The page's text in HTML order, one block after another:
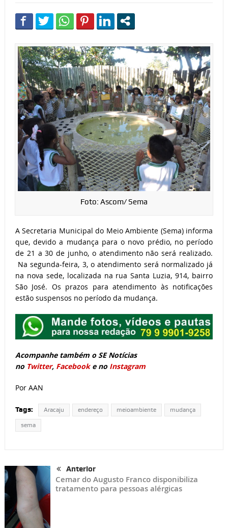
Foto: Ascom/ Sema
A Secretaria Municipal do Meio Ambiente (Sema) informa
que, devido a mudança para o novo prédio, no período
de 21 a 30 de junho, o atendimento não será realizado.
Na segunda-feira, 3, o atendimento será normalizado já
na nova sede, localizada na rua Santa Luzia, 914, bairro
São José. Os prazos para atendimento às notificações
estão suspensos no período da mudança.
Acompanhe também o SE Notícias
no Twitter, Facebook e no Instagram
Por AAN
Tags: Aracaju endereço meioambiente mudança
sema
Anterior
Cemar do Augusto Franco disponibiliza
tratamento para pessoas alérgicas